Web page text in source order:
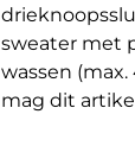
sweater met
wassen
mag dit